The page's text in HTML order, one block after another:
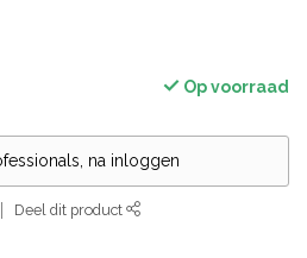
Op voorraad
na inloggen
Deel dit product